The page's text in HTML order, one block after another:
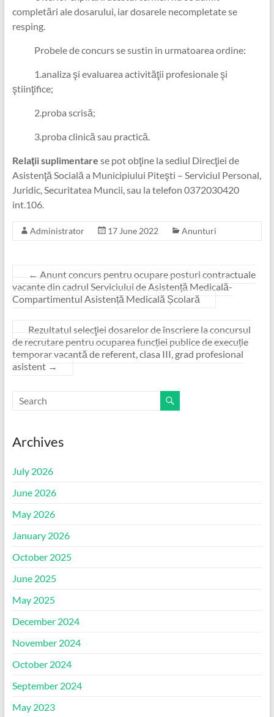
completări ale dosarului, iar dosarele necompletate se
resping.
Probele de concurs se sustin in urmatoarea ordine:
1.analiza şi evaluarea activităţii profesionale şi
ştiinţifice;
2.proba scrisă;
3.proba clinică sau practică.
Relaţii suplimentare se pot obţine la sediul Direcţiei de
Asistenţă Socială a Municipiului Piteşti – Serviciul Personal,
Juridic, Securitatea Muncii, sau la telefon 0372030420
int.106.
Administrator 17 June 2022 Anunturi
← Anunt concurs pentru ocupare posturi contractuale
vacante din cadrul Serviciului de Asistență Medicală-
Compartimentul Asistență Medicală Școlară
Rezultatul selecţiei dosarelor de înscriere la concursul
de recrutare pentru ocuparea funcției publice de execuție
temporar vacantă de referent, clasa III, grad profesional
asistent →
Archives
July 2026
June 2026
May 2026
January 2026
October 2025
June 2025
May 2025
December 2024
November 2024
October 2024
September 2024
May 2023